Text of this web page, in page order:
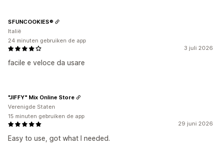
3 juli 2026
facile e veloce da usare
SFUNCOOKIES®
Italië
24 minuten gebruiken de app
29 juni 2026
Easy to use, got what I needed.
"JIFFY" Mix Online Store
Verenigde Staten
15 minuten gebruiken de app